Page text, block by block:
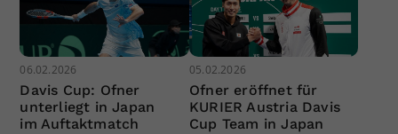
06.02.2026
Davis Cup: Ofner
unterliegt in Japan
im Auftaktmatch
05.02.2026
Ofner eröffnet für
KURIER Austria Davis
Cup Team in Japan